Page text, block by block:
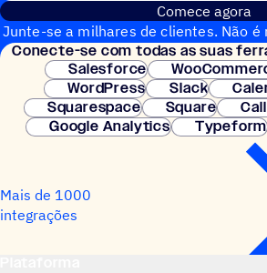
Comece agora
Junte-se a milhares de clientes. Não é
crédito. Configuração
Conecte-se com todas as suas
Salesforce
WordPress
Slack
Squarespace
Square
Google Analytics
Typeform
Mais de 1000
integrações